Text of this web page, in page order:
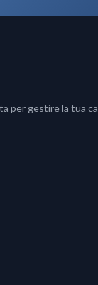
per gestire la tua